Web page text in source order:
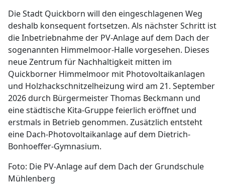
Die Stadt Quickborn will den eingeschlagenen Weg
deshalb konsequent fortsetzen. Als nächster Schritt ist
die Inbetriebnahme der PV-Anlage auf dem Dach der
sogenannten Himmelmoor-Halle vorgesehen. Dieses
neue Zentrum für Nachhaltigkeit mitten im
Quickborner Himmelmoor mit Photovoltaikanlagen
und Holzhackschnitzelheizung wird am 21. September
2026 durch Bürgermeister Thomas Beckmann und
eine städtische Kita-Gruppe feierlich eröffnet und
erstmals in Betrieb genommen. Zusätzlich entsteht
eine Dach-Photovoltaikanlage auf dem Dietrich-
Bonhoeffer-Gymnasium.
Foto: Die PV-Anlage auf dem Dach der Grundschule
Mühlenberg